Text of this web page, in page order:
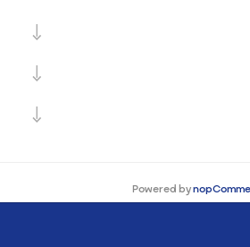
Powered by
Designed byNop-